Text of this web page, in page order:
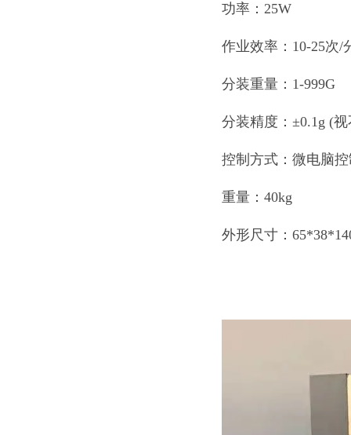
功率：25W
作业效率：10-25次/
分装重量：1-999G
分装精度：±0.1g (
控制方式：微电脑
重量：40kg
外形尺寸：